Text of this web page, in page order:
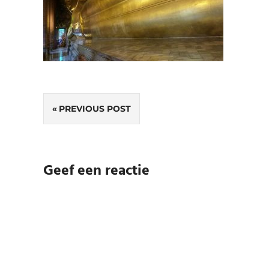
Bericht
navigatie
PREVIOUS POST
Geef een reactie